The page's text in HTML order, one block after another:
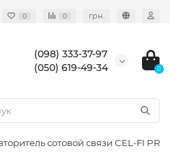
0 0 грн.
(098) 333-37-97
(050) 619-49-34
0
сотовой связи CEL-FI